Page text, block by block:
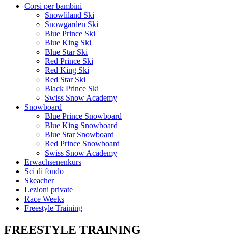
Corsi per bambini
Snowliland Ski
Snowgarden Ski
Blue Prince Ski
Blue King Ski
Blue Star Ski
Red Prince Ski
Red King Ski
Red Star Ski
Black Prince Ski
Swiss Snow Academy
Snowboard
Blue Prince Snowboard
Blue King Snowboard
Blue Star Snowboard
Red Prince Snowboard
Swiss Snow Academy
Erwachsenenkurs
Sci di fondo
Skeacher
Lezioni private
Race Weeks
Freestyle Training
FREESTYLE TRAINING